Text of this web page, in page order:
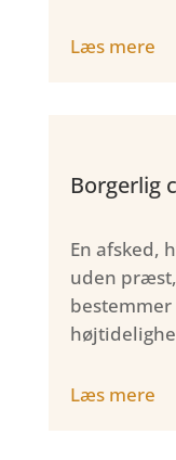
Læs mere
Borgerlig
En afsked,
uden
Læs mere